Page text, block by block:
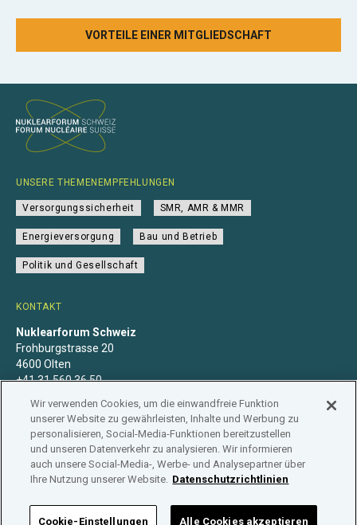
VORTEILE EINER MITGLIEDSCHAFT
KONTAKT
Nuklearforum Schweiz
Frohburgstrasse 20
4600 Olten
+41 31 560 36 50
UNSERE THEMENEMPFEHLUNGEN
Versorgungssicherheit SMR, AMR & MMR
Energieversorgung Bau und Betrieb
Politik und Gesellschaft
Datenschutzerklärung Impressum Mitgliedschaft
Branchenregister
Wir verwenden Cookies, um die einwandfreie Funktion
unserer Website zu gewährleisten, Inhalte und Werbung zu
personalisieren, Social-Media-Funktionen bereitzustellen
und unseren Datenverkehr zu analysieren. Wir informieren
auch unsere Social-Media-, Werbe- und Analysepartner über
Ihre Nutzung unserer Website. Datenschutzrichtlinien
Cookie-Einstellungen Alle Cookies akzeptieren